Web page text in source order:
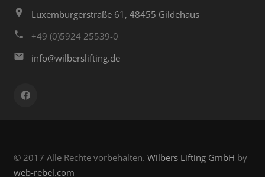
Luxemburgerstraße 61, 48455 Gildehaus
+49 (0)5924 25539-0
info@wilberslifting.de
© 2017 Alle Rechte vorbehalten. Wilbers Lifting GmbH by
web-rebel.com